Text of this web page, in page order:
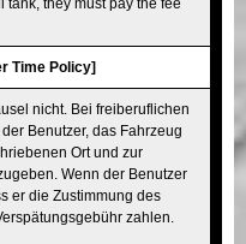
Time Policy]
nicht. Bei freiberuflichen
Benutzer, das Fahrzeug
Ort und zur
Wenn der Benutzer
er die Zustimmung des
zahlen.